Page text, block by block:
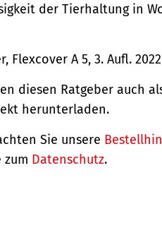
der Tierhaltung in
Flexcover A 5, 3. Aufl.
diesen Ratgeber auch
herunterladen.
Sie unsere
zum Datenschutz.